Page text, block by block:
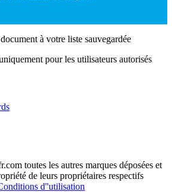
à votre liste sauvegardée
pour les utilisateurs autorisés
toutes les autres marques déposées et
de leurs propriétaires respectifs
d''utilisation